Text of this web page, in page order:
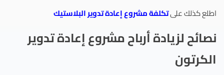
اطلع كذلك علىتكلفة مشروع إعادة تدوير البلاستيك
نصائح لزيادة أرباح مشروع إعادة تدوير
الكرتون